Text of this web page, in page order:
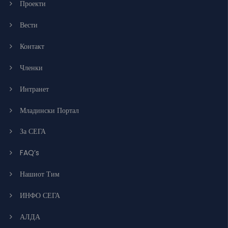
Проекти
Вести
Контакт
Членки
Интранет
Младински Портал
За СЕГА
FAQ’s
Нашиот Тим
ИНФО СЕГА
АЛДА